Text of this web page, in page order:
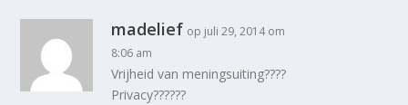
madelief op juli 29, 2014 om
8:06 am
Vrijheid van meningsuiting????
Privacy??????